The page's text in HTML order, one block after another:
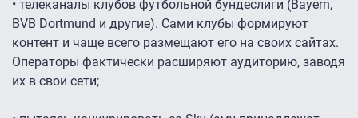
• телеканалы клубов футбольной бундеслиги (Bayern,
BVB Dortmund и другие). Сами клубы формируют
контент и чаще всего размещают его на своих сайтах.
Операторы фактически расширяют аудиторию, заводя
их в свои сети;